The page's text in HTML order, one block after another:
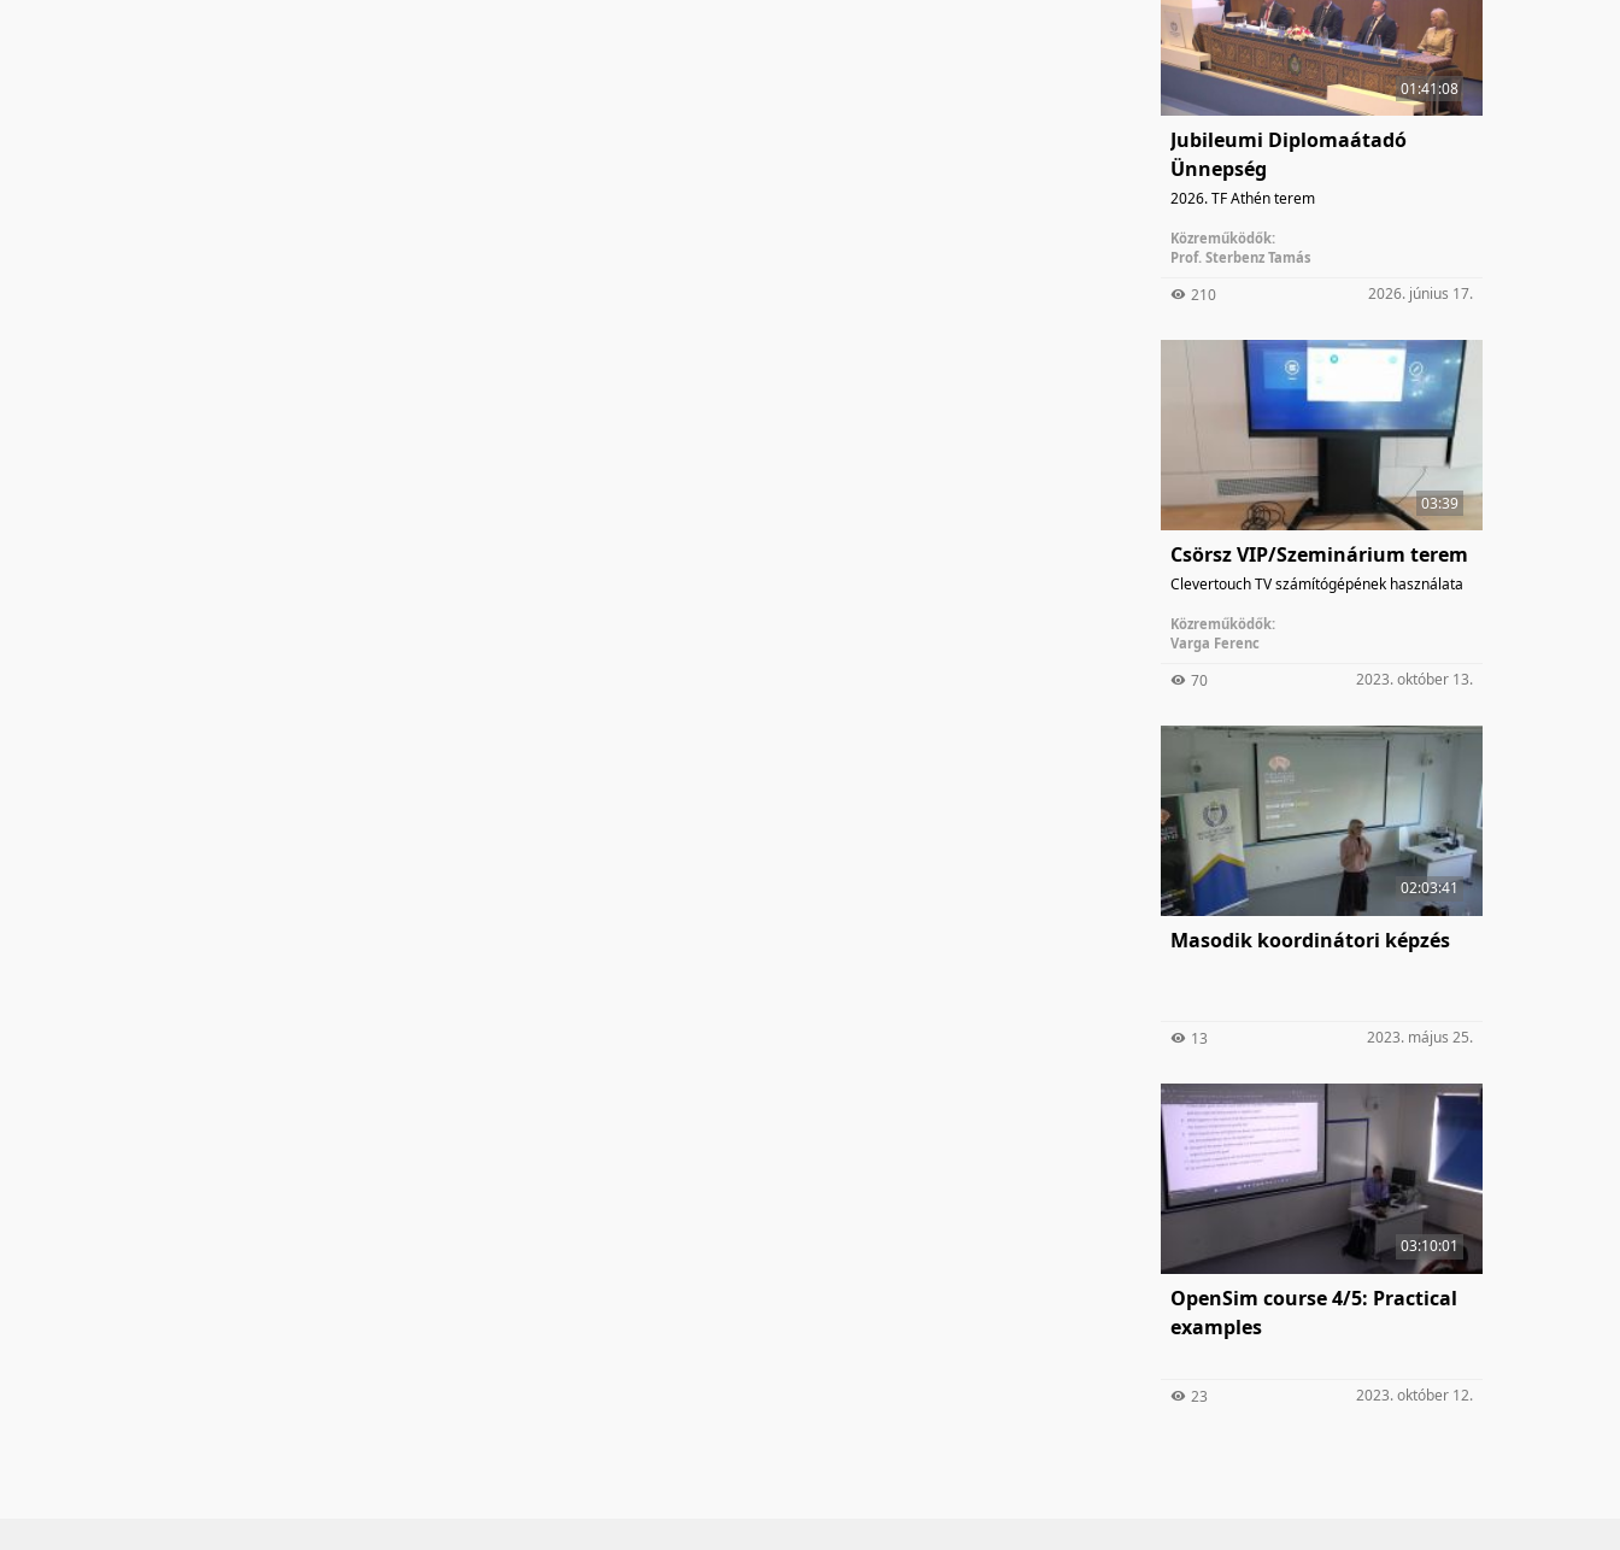
01:41:08
Jubileumi Diplomaátadó
Ünnepség
2026. TF Athén terem
Közreműködők:
Prof. Sterbenz Tamás
210 2026. június 17.
03:39
Csörsz VIP/Szeminárium terem
Clevertouch TV számítógépének használata
Közreműködők:
Varga Ferenc
70 2023. október 13.
02:03:41
Masodik koordinátori képzés
13 2023. május 25.
03:10:01
OpenSim course 4/5: Practical
examples
23 2023. október 12.